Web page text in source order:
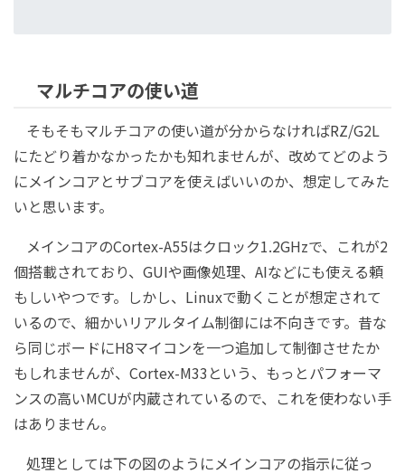
マルチコアの使い道
そもそもマルチコアの使い道が分からなければRZ/G2L
にたどり着かなかったかも知れませんが、改めてどのよう
にメインコアとサブコアを使えばいいのか、想定してみた
いと思います。
メインコアのCortex-A55はクロック1.2GHzで、これが2
個搭載されており、GUIや画像処理、AIなどにも使える頼
もしいやつです。しかし、Linuxで動くことが想定されて
いるので、細かいリアルタイム制御には不向きです。昔な
ら同じボードにH8マイコンを一つ追加して制御させたか
もしれませんが、Cortex-M33という、もっとパフォーマ
ンスの高いMCUが内蔵されているので、これを使わない手
はありません。
処理としては下の図のようにメインコアの指示に従っ